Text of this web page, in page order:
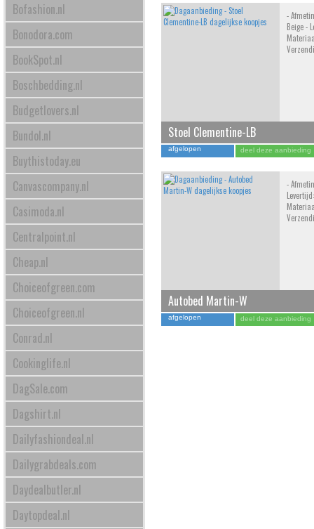
Bofashion.nl
Bonodora.com
BookSpot.nl
Boschbedding.nl
Budgetlovers.nl
Bundol.nl
Buythistoday.eu
Canvascompany.nl
Casimoda.nl
Centralpoint.nl
Cheap.nl
Choiceofgreen.com
Choiceofgreen.nl
Conrad.nl
Cookinglife.nl
DagSale.com
Dagshirt.nl
Dailyfashiondeal.nl
Dailygrabdeals.com
Daydealbutler.nl
Daytopdeal.nl
-
Beige -
Stoel Clementine-LB
afgelopen deel deze aanbieding
-
Autobed Martin-W
afgelopen deel deze aanbieding